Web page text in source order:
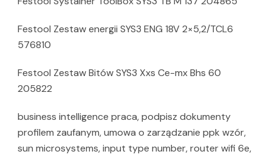
Festool Zestaw energii SYS3 ENG 18V 2×5,2/TCL6
576810
Festool Zestaw Bitów SYS3 Xxs Ce-mx Bhs 60
205822
business intelligence praca, podpisz dokumenty
profilem zaufanym, umowa o zarządzanie ppk wzór,
sun microsystems, input type number, router wifi 6e,